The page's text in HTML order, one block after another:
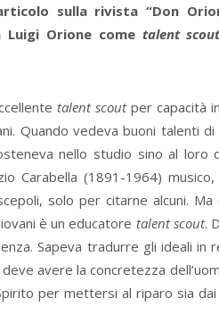
sulla rivista “Don
Orione come talent
talent scoutper capacità
Quando vedeva buoni talenti
nello studio sino al loro
Carabella (1891-1964)
solo per citarne alcuni.
è un educatore talent scout.
Sapeva tradurre gli ideali in
avere la concretezza
per mettersi al riparo sia